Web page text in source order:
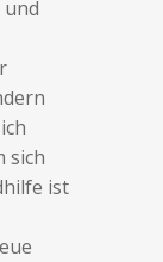
sich
ist